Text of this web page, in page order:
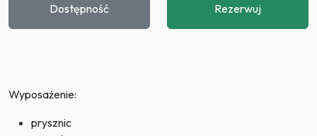
Dostępność Rezerwuj
Wyposażenie:
prysznic